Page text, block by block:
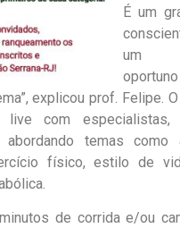
É um
um
explicou prof. Felipe.
com especialistas,
abordando temas como
físico, estilo de
de corrida e/ou